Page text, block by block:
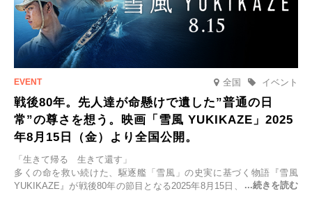
全国 イベント
戦後80年。先人達が命懸けで遺した”普通の日
常”の尊さを想う。映画「雪風 YUKIKAZE」2025
年8月15日（金）より全国公開。
「生きて帰る 生きて還す」
多くの命を救い続けた、駆逐艦「雪風」の史実に基づく物語『雪風
YUKIKAZE』が戦後80年の節目となる2025年8月15日、全国公開され